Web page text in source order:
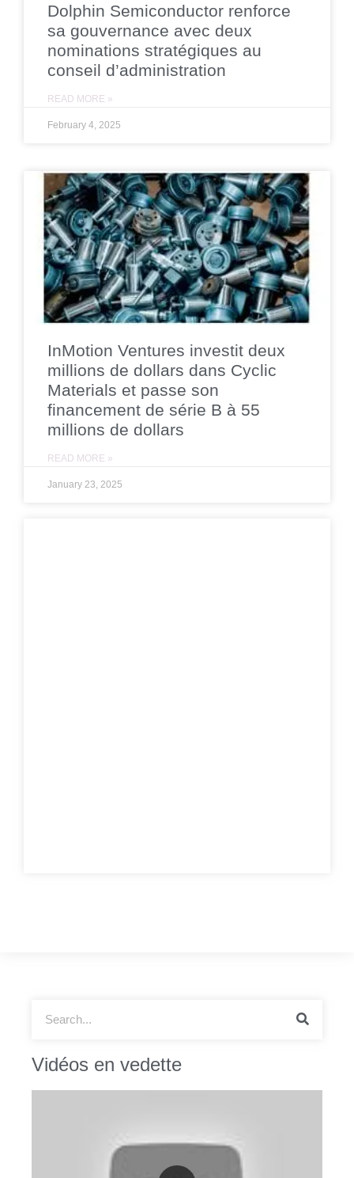
Dolphin Semiconductor renforce
sa gouvernance avec deux
nominations stratégiques au
conseil d’administration
READ MORE »
February 4, 2025
InMotion Ventures investit deux
millions de dollars dans Cyclic
Materials et passe son
financement de série B à 55
millions de dollars
READ MORE »
January 23, 2025
Vidéos en vedette